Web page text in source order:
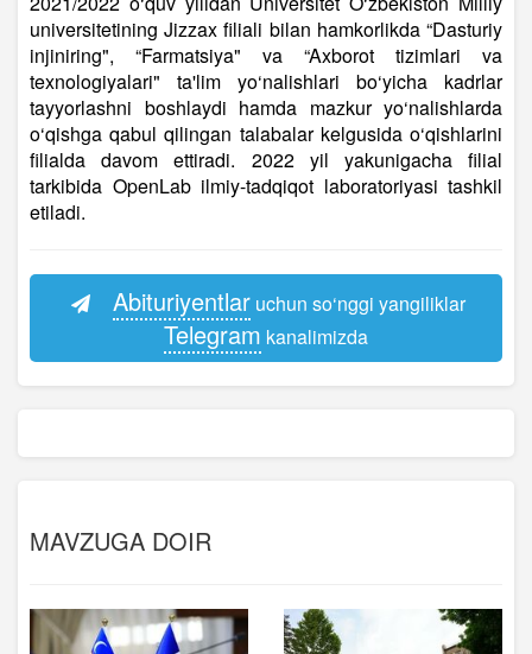
universitetining Jizzax filiali bilan hamkorlikda “Dasturiy
injiniring", “Farmatsiya" va “Axborot tizimlari va
texnologiyalari" ta'lim yo‘nalishlari bo‘yicha kadrlar
tayyorlashni boshlaydi hamda mazkur yo‘nalishlarda
o‘qishga qabul qilingan talabalar kelgusida o‘qishlarini
filialda davom ettiradi. 2022 yil yakunigacha filial
tarkibida OpenLab ilmiy-tadqiqot laboratoriyasi tashkil
etiladi.
Abituriyentlaruchun so‘nggi yangiliklar
Telegram kanalimizda
MAVZUGA DOIR